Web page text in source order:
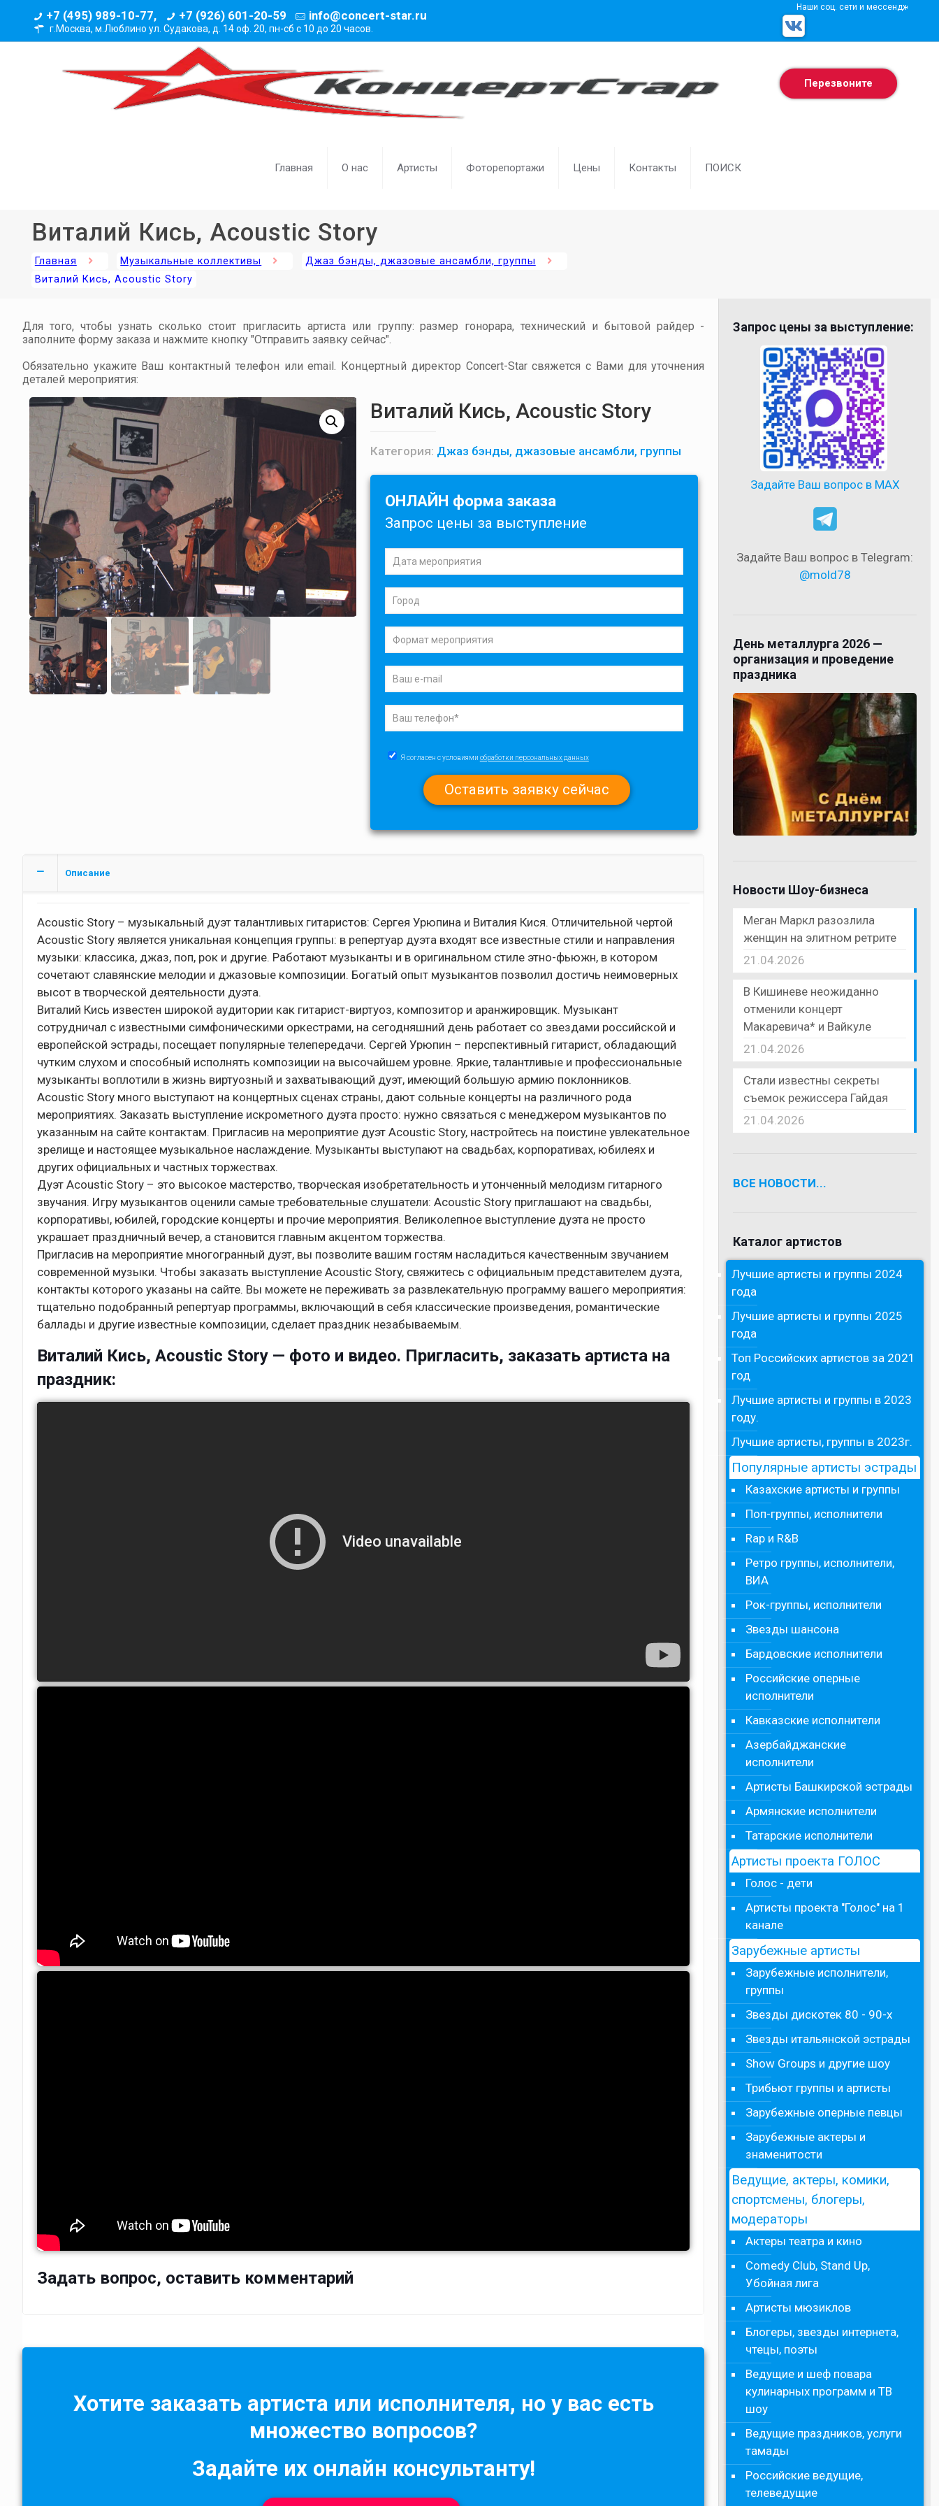
+7 (495) 989-10-77, +7 (926) 601-20-59 info@concert-star.ru
г.Москва, м.Люблино ул. Судакова, д. 14 оф. 20, пн-сб с 10 до 20 часов.
Наши соц. сети и мессенджеры
Главная О нас Артисты Фоторепортажи Цены Контакты ПОИСК
Перезвоните
Виталий Кись, Acoustic Story
Главная Музыкальные коллективы
Джаз бэнды, джазовые ансамбли, группы
Виталий Кись, Acoustic Story
Для того, чтобы узнать сколько стоит пригласить артиста или группу: размер гонорара, технический и бытовой райдер -
заполните форму заказа и нажмите кнопку "Отправить заявку сейчас".
Обязательно укажите Ваш контактный телефон или email. Концертный директор Concert-Star свяжется с Вами для уточнения
деталей мероприятия:
Виталий Кись, Acoustic Story
Категория: Джаз бэнды, джазовые ансамбли, группы
ОНЛАЙН форма заказа
Запрос цены за выступление
Я согласен с условиями обработки персональных данных
Описание
Acoustic Story – музыкальный дуэт талантливых гитаристов: Сергея Урюпина и Виталия Кися. Отличительной чертой
Acoustic Story является уникальная концепция группы: в репертуар дуэта входят все известные стили и направления
музыки: классика, джаз, поп, рок и другие. Работают музыканты и в оригинальном стиле этно-фьюжн, в котором
сочетают славянские мелодии и джазовые композиции. Богатый опыт музыкантов позволил достичь неимоверных
высот в творческой деятельности дуэта.
Виталий Кись известен широкой аудитории как гитарист-виртуоз, композитор и аранжировщик. Музыкант
сотрудничал с известными симфоническими оркестрами, на сегодняшний день работает со звездами российской и
европейской эстрады, посещает популярные телепередачи. Сергей Урюпин – перспективный гитарист, обладающий
чутким слухом и способный исполнять композиции на высочайшем уровне. Яркие, талантливые и профессиональные
музыканты воплотили в жизнь виртуозный и захватывающий дуэт, имеющий большую армию поклонников.
Acoustic Story много выступают на концертных сценах страны, дают сольные концерты на различного рода
мероприятиях. Заказать выступление искрометного дуэта просто: нужно связаться с менеджером музыкантов по
указанным на сайте контактам. Пригласив на мероприятие дуэт Acoustic Story, настройтесь на поистине увлекательное
зрелище и настоящее музыкальное наслаждение. Музыканты выступают на свадьбах, корпоративах, юбилеях и
других официальных и частных торжествах.
Дуэт Acoustic Story – это высокое мастерство, творческая изобретательность и утонченный мелодизм гитарного
звучания. Игру музыкантов оценили самые требовательные слушатели: Acoustic Story приглашают на свадьбы,
корпоративы, юбилей, городские концерты и прочие мероприятия. Великолепное выступление дуэта не просто
украшает праздничный вечер, а становится главным акцентом торжества.
Пригласив на мероприятие многогранный дуэт, вы позволите вашим гостям насладиться качественным звучанием
современной музыки. Чтобы заказать выступление Acoustic Story, свяжитесь с официальным представителем дуэта,
контакты которого указаны на сайте. Вы можете не переживать за развлекательную программу вашего мероприятия:
тщательно подобранный репертуар программы, включающий в себя классические произведения, романтические
баллады и другие известные композиции, сделает праздник незабываемым.
Виталий Кись, Acoustic Story — фото и видео. Пригласить, заказать артиста на
праздник:
Задать вопрос, оставить комментарий
Хотите заказать артиста или исполнителя, но у вас есть
множество вопросов?
Задайте их онлайн консультанту!
Запрос цены за выступление:
Задайте Ваш вопрос в MAX
Задайте Ваш вопрос в Telegram:
@mold78
День металлурга 2026 —
организация и проведение
праздника
Новости Шоу-бизнеса
Меган Маркл разозлила
женщин на элитном ретрите
21.04.2026
В Кишиневе неожиданно
отменили концерт
Макаревича* и Вайкуле
21.04.2026
Стали известны секреты
съемок режиссера Гайдая
21.04.2026
ВСЕ НОВОСТИ...
Каталог артистов
Лучшие артисты и группы 2024
года
Лучшие артисты и группы 2025
года
Топ Российских артистов за 2021
год
Лучшие артисты и группы в 2023
году.
Лучшие артисты, группы в 2023г.
Популярные артисты эстрады
Казахские артисты и группы
Поп-группы, исполнители
Rap и R&B
Ретро группы, исполнители,
ВИА
Рок-группы, исполнители
Звезды шансона
Бардовские исполнители
Российские оперные
исполнители
Кавказские исполнители
Азербайджанские
исполнители
Артисты Башкирской эстрады
Армянские исполнители
Татарские исполнители
Артисты проекта ГОЛОС
Голос - дети
Артисты проекта "Голос" на 1
канале
Зарубежные артисты
Зарубежные исполнители,
группы
Звезды дискотек 80 - 90-х
Звезды итальянской эстрады
Show Groups и другие шоу
Трибьют группы и артисты
Зарубежные оперные певцы
Зарубежные актеры и
знаменитости
Ведущие, актеры, комики,
спортсмены, блогеры,
модераторы
Актеры театра и кино
Comedy Club, Stand Up,
Убойная лига
Артисты мюзиклов
Блогеры, звезды интернета,
чтецы, поэты
Ведущие и шеф повара
кулинарных программ и ТВ
шоу
Ведущие праздников, услуги
тамады
Российские ведущие,
телеведущие